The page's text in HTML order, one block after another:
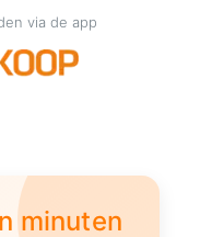
via de app
minuten